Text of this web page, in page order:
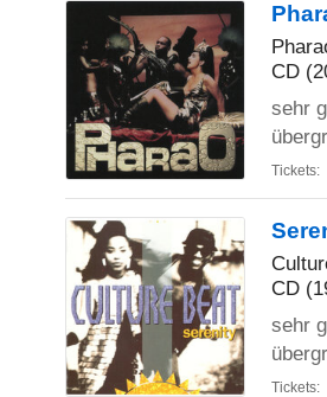
CD
sehr
Tickets:
CD
sehr
Tickets: